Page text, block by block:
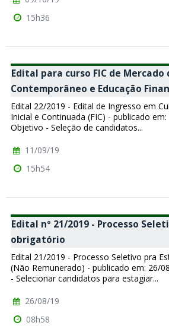
15h36
Edital para curso FIC de Mercado
Contemporâneo e Educação
Edital 22/2019 - Edital de Ingresso em
Inicial e Continuada (FIC) - publicado
Objetivo - Seleção de candidatos...
11/09/19
15h54
Edital nº 21/2019 - Processo
obrigatório
Edital 21/2019 - Processo Seletivo pra
(Não Remunerado) - publicado em: 26/
- Selecionar candidatos para estagiar...
26/08/19
08h58